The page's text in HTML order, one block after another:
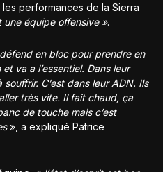
performances de la Sierra
une équipe offensive ».
en bloc pour prendre en
va a l’essentiel. Dans leur
C’est dans leur ADN. Ils
très vite. Il fait chaud, ça
de touche mais c’est
», a expliqué Patrice